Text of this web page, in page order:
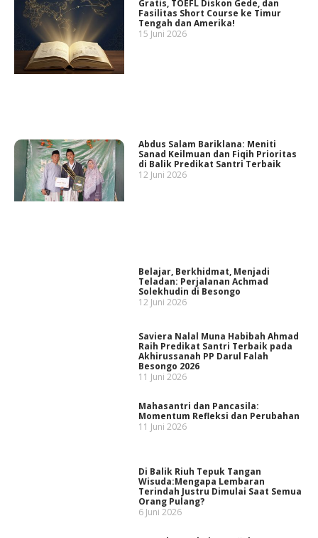
Gratis, TOEFL Diskon Gede, dan
Fasilitas Short Course ke Timur
Tengah dan Amerika!
15 Juni 2026
Abdus Salam Bariklana: Meniti
Sanad Keilmuan dan Fiqih Prioritas
di Balik Predikat Santri Terbaik
12 Juni 2026
Belajar, Berkhidmat, Menjadi
Teladan: Perjalanan Achmad
Solekhudin di Besongo
12 Juni 2026
Saviera Nalal Muna Habibah Ahmad
Raih Predikat Santri Terbaik pada
Akhirussanah PP Darul Falah
Besongo 2026
11 Juni 2026
Mahasantri dan Pancasila:
Momentum Refleksi dan Perubahan
11 Juni 2026
Di Balik Riuh Tepuk Tangan
Wisuda:Mengapa Lembaran
Terindah Justru Dimulai Saat Semua
Orang Pulang?
6 Juni 2026